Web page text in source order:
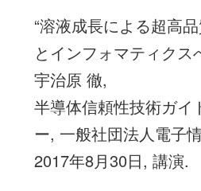
“溶液成長による超高
とインフォマティクス
宇治原 徹,
半導体信頼性技術ガイ
ー, 一般社団法人電子
2017年8月30日, 講演.